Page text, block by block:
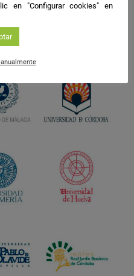
en "Configurar cookies" en